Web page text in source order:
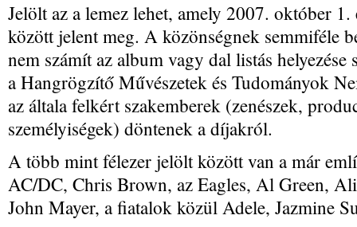
Jelölt az a lemez lehet, amely 2007. október
között jelent meg. A közönségnek semmiféle
nem számít az album vagy dal listás
a Hangrögzítő Művészetek és Tudományok
az általa felkért szakemberek (zenészek,
személyiségek) döntenek a díjakról.
A több mint félezer jelölt között van a már
AC/DC, Chris Brown, az Eagles, Al Green,
John Mayer, a fiatalok közül Adele, Jazmine